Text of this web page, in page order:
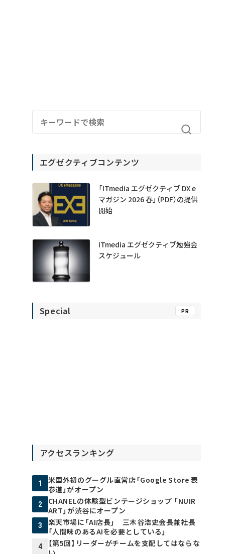
エグゼクティブコンテンツ
「ITmedia エグゼクティブ DX e
マガジン 2026 春」（PDF）の提供
開始
ITmedia エグゼクティブ勉強会
スケジュール
Special PR
アクセスランキング
1
米国外初のグーグル直営店「Google Store 表
参道」がオープン
2
CHANELの体験型ビンテージショップ 「NUIR
ART」が渋谷にオープン
3
楽天市場に「AI店長」 三木谷浩史会長兼社長
「人間味のあるAIを必要としている」
4
【第5回】リーダーがチームを支配してはならな